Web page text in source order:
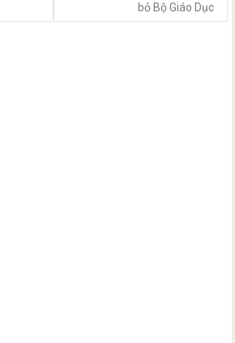
bỏ Bộ Giáo Dục